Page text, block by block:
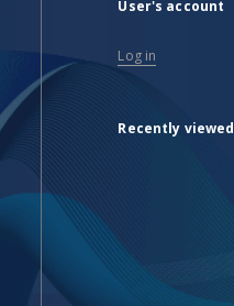
User's account
Log in
Recently viewed